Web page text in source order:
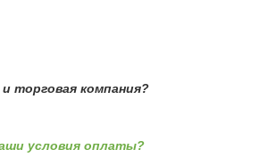
торговая компания?
условия оплаты?